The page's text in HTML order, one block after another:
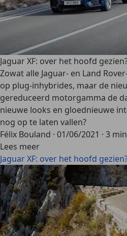
Jaguar XF: over het hoofd
Zowat alle Jaguar- en Land
op plug-inhybrides, maar de
gereduceerd motorgamma de
nieuwe looks en gloednieuwe
nog op te laten vallen?
Félix Bouland · 01/06/2021 · 3
Lees meer
Jaguar XF: over het hoofd